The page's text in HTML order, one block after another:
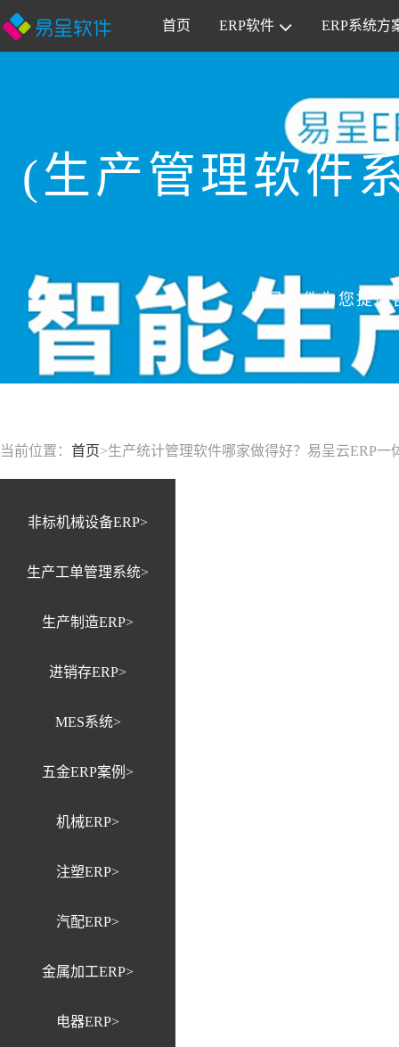
首页 ERP软件 ERP系统方
(生产管理软件
易呈软件为您提供
当前位置： 首页>生产统计管理软件哪家做得好？易呈云ERP
非标机械设备ERP>
生产工单管理系统>
生产制造ERP>
进销存ERP>
MES系统>
五金ERP案例>
机械ERP>
注塑ERP>
汽配ERP>
金属加工ERP>
电器ERP>